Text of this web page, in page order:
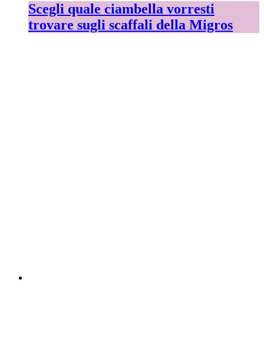
Scegli quale ciambella vorresti
trovare sugli scaffali della Migros